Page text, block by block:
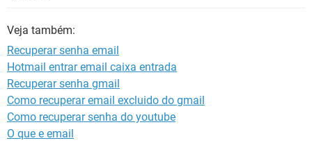
Veja também:
Recuperar senha email
Hotmail entrar email caixa entrada
Recuperar senha gmail
Como recuperar email excluido do gmail
Como recuperar senha do youtube
O que e email